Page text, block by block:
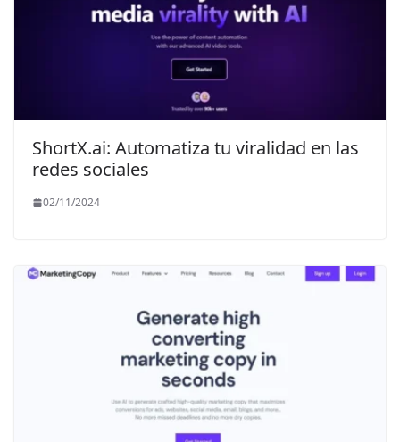
ShortX.ai: Automatiza tu viralidad en las
redes sociales
02/11/2024